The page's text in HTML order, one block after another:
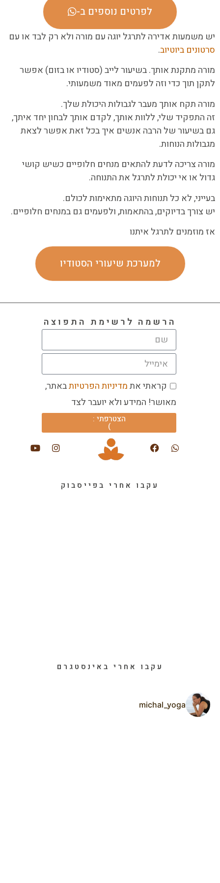
לפרטים נוספים ב-
יש משמעות אדירה לתרגל יוגה עם מורה ולא רק לבד או עם
סרטונים ביוטיוב.
מורה מתקנת אותך. בשיעור לייב (סטודיו או בזום) אפשר
לתקן תוך כדי וזה לפעמים מאוד משמעותי.
מורה תקח אותך מעבר לגבולות היכולת שלך.
זה התפקיד שלי, ללוות אותך, לקדם אותך לבחון יחד איתך,
גם בשיעור של הרבה אנשים איך בכל זאת אפשר לצאת
מגבולות הנוחות.
מורה צריכה לדעת להתאים מנחים חלופיים כשיש קושי
גדול או אי יכולת לתרגל את התנוחה.
בעייני, לא כל תנוחות היוגה מתאימות לכולם.
יש צורך בדיוקים, בהתאמות, ולפעמים גם במנחים חלופיים.
אז מוזמנים לתרגל איתנו
למערכת שיעורי הסטודיו
הרשמה לרשימת התפוצה
קראתי אתמדיניות הפרטיותבאתר,
מאושר! המידע ולא יועבר לצד
הצטרפתי :
)
עקבו אחרי בפייסבוק
עקבו אחרי באינסטגרם
michal_yoga